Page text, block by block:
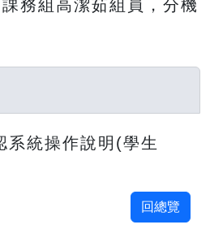
務組高潔茹組員，分機
系統操作說明(學生
回總覽